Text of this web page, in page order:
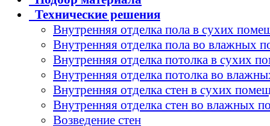
Технические решения
Внутренняя отделка пола в сухих
Внутренняя отделка пола во влажных
Внутренняя отделка потолка в сухих
Внутренняя отделка потолка во
Внутренняя отделка стен в сухих
Внутренняя отделка стен во влажных
Возведение стен